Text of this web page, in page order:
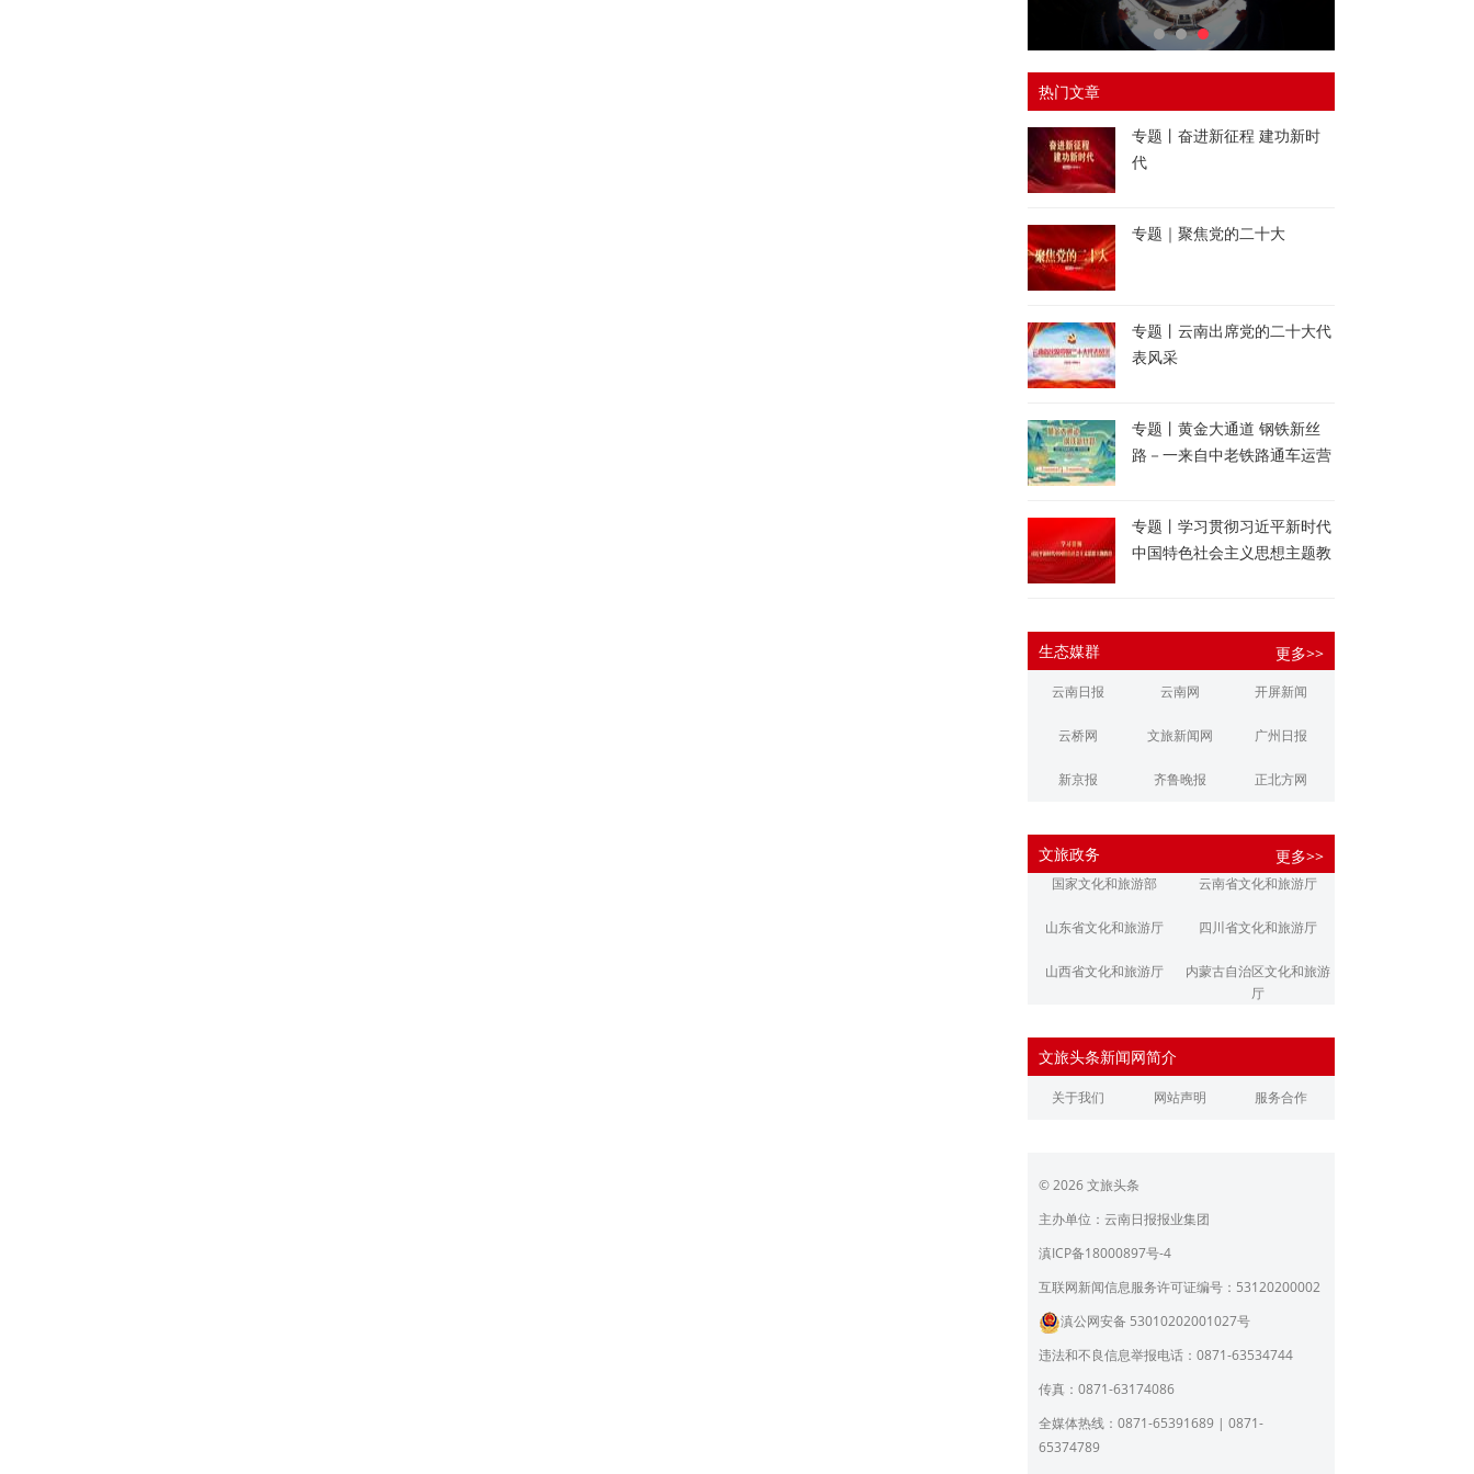
热门文章
专题丨奋进新征程 建功新时
代
专题｜聚焦党的二十大
专题丨云南出席党的二十大代
表风采
专题丨黄金大通道 钢铁新丝
路－一来自中老铁路通车运营
专题丨学习贯彻习近平新时代
中国特色社会主义思想主题教
生态媒群 更多>>
云南日报 云南网 开屏新闻
云桥网 文旅新闻网 广州日报
新京报 齐鲁晚报 正北方网
江南都市报 潇湘晨报
文旅政务 更多>>
国家文化和旅游部 云南省文化和旅游厅
山东省文化和旅游厅 四川省文化和旅游厅
山西省文化和旅游厅
内蒙古自治区文化和旅游
厅
浙江省文化和旅游厅
江西省文化和旅游厅 河南省文化和旅游厅
广东省文化和旅游厅
育厅
陕西省文化和旅游厅 甘肃省文化和旅游厅
青海省文化和旅游厅
宁夏回族自治区文化和旅
北京市文旅局
上海市文化和旅游局
员会
文旅头条新闻网简介
关于我们 网站声明 服务合作
© 2026 文旅头条
主办单位：云南日报报业集团
滇ICP备18000897号-4
互联网新闻信息服务许可证编号：53120200002
滇公网安备 53010202001027号
违法和不良信息举报电话：0871-63534744
传真：0871-63174086
全媒体热线：0871-65391689 | 0871-
65374789